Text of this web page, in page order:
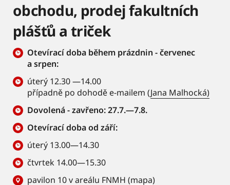
obchodu, prodej fakultních
plášťů a triček
Otevírací doba během prázdnin - červenec
a srpen:
úterý 12.30 —14.00
případně po dohodě e-mailem (Jana Malhocká)
Dovolená - zavřeno: 27.7.—7.8.
Otevírací doba od září:
úterý 13.00—14.30
čtvrtek 14.00—15.30
pavilon 10 v areálu FNMH (mapa)